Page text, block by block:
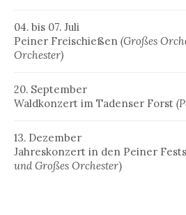
04. bis 07. Juli
Peiner Freischießen (Großes
Orchester)
20. September
Waldkonzert im Tadenser Forst
13. Dezember
Jahreskonzert in den Peiner
und Großes Orchester)